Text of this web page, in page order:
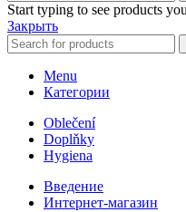
Start typing to see products
Закрыть
Menu
Категории
Oblečení
Doplňky
Hygiena
Введение
Интернет-магазин